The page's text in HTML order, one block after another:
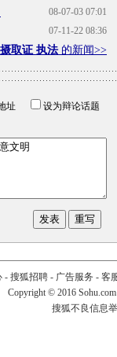
08-07-03 07:01
07-11-22 08:36
取证 执法的新闻>>
址
设为辩论话题
- 搜狐招聘- 广告服务 - 客
Copyright © 2016
搜狐不良信息